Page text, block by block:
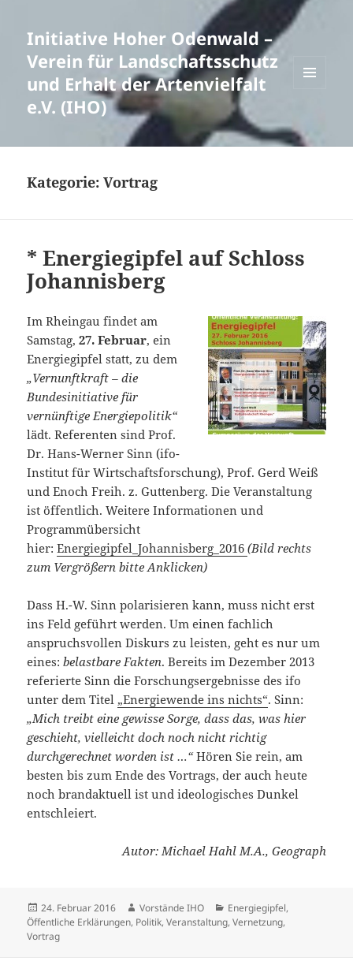
Initiative Hoher Odenwald –
Verein für Landschaftsschutz
und Erhalt der Artenvielfalt
e.V. (IHO)
Kategorie:Vortrag
* Energiegipfel auf Schloss
Johannisberg
Im Rheingau findet am
Samstag,27. Februar, ein
Energiegipfel statt, zu dem
„Vernunftkraft – die
Bundesinitiative für
vernünftige Energiepolitik“
lädt. Referenten sind Prof.
Dr. Hans-Werner Sinn (ifo-
Institut für Wirtschaftsforschung), Prof. Gerd Weiß
und Enoch Freih. z. Guttenberg. Die Veranstaltung
ist öffentlich. Weitere Informationen und
Programmübersicht
hier:Energiegipfel_Johannisberg_2016(Bild rechts
zum Vergrößern bitte Anklicken)
Dass H.-W. Sinn polarisieren kann, muss nicht erst
ins Feld geführt werden. Um einen fachlich
anspruchsvollen Diskurs zu leisten, geht es nur um
eines:belastbare Fakten. Bereits im Dezember 2013
referierte Sinn die Forschungsergebnisse des ifo
unter dem Titel „Energiewende ins nichts“. Sinn:
„Mich treibt eine gewisse Sorge, dass das, was hier
geschieht, vielleicht doch noch nicht richtig
durchgerechnet worden ist …“Hören Sie rein, am
besten bis zum Ende des Vortrags, der auch heute
noch brandaktuell ist und ideologisches Dunkel
entschleiert.
Autor: Michael Hahl M.A., Geograph
Veröffentlicht
am
24. Februar 2016 Autor
Vorstände IHO Kategorien
Energiegipfel,
Öffentliche Erklärungen, Politik,Veranstaltung,Vernetzung,
Vortrag